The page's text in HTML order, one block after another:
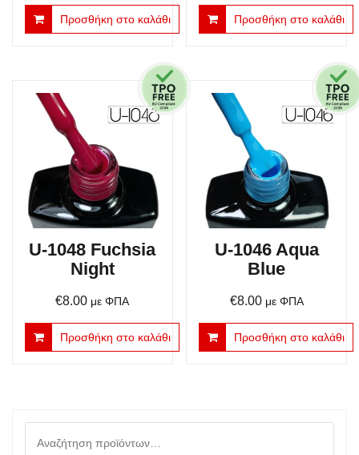
Προσθήκη στο καλάθι Προσθήκη στο καλάθι
U-1048 Fuchsia
Night
€8.00 με ΦΠΑ
Προσθήκη στο καλάθι
U-1046 Aqua
Blue
€8.00 με ΦΠΑ
Προσθήκη στο καλάθι
για: